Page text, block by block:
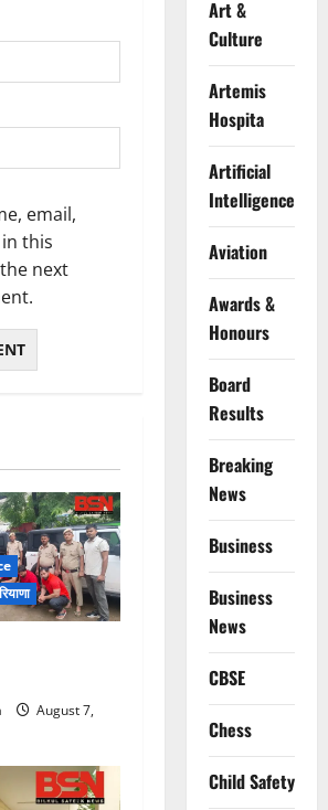
email,
this
next
August 7,
Art &
Culture
Artemis
Hospita
Artificial
Intelligence
Aviation
Awards &
Honours
Board
Results
Breaking
News
Business
Business
News
CBSE
Chess
Child Safety